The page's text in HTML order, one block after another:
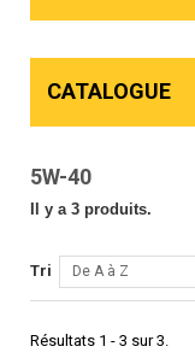
CATALOGUE
5W-40
Il y a 3 produits.
Tri De A à Z
Résultats 1 - 3 sur 3.